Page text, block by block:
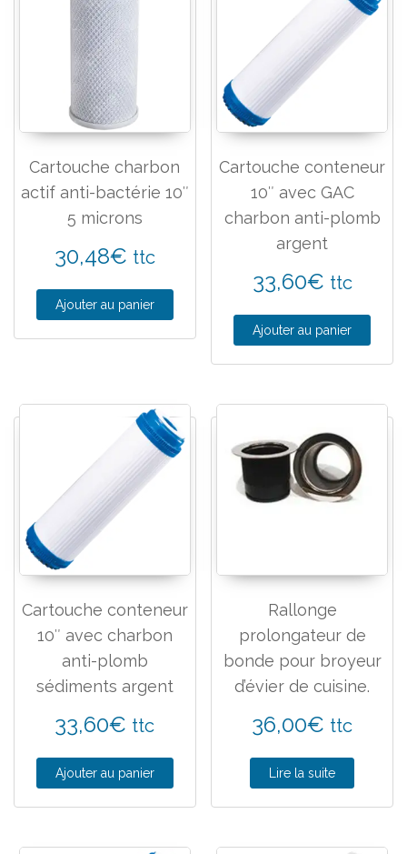
Cartouche charbon
actif anti-bactérie 10″
5 microns
30,48€ ttc
Ajouter au panier
Cartouche conteneur
10″ avec GAC
charbon anti-plomb
argent
33,60€ ttc
Ajouter au panier
Cartouche conteneur
10″ avec charbon
anti-plomb
sédiments argent
33,60€ ttc
Ajouter au panier
Rallonge
prolongateur de
bonde pour broyeur
d’évier de cuisine.
36,00€ ttc
Lire la suite